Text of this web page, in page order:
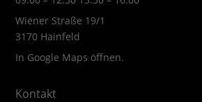
Wiener Straße 19/1
3170 Hainfeld
In Google Maps öffnen.
Kontakt